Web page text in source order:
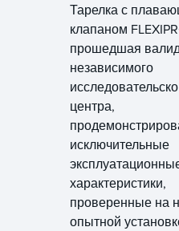
Тарелка с
клапаном
прошедшая
независимого
центра,
исключительные
характеристики,
проверенные на
опытной